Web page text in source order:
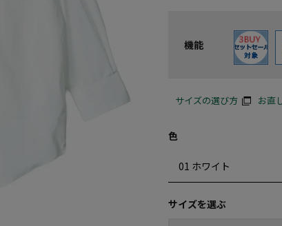
機能
サイズの選び方 お直
色
サイズを選ぶ